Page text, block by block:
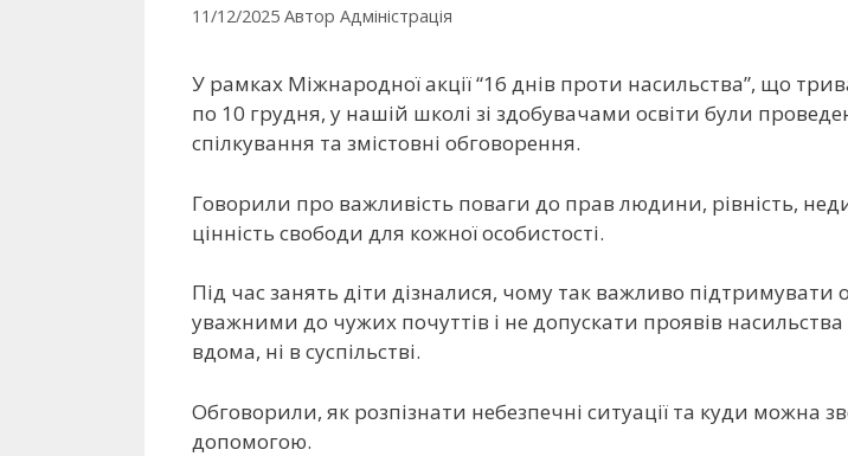
11/12/2025 Автор Адміністрація
У рамках Міжнародної акції “16 днів проти насильства”, що
по 10 грудня, у нашій школі зі здобувачами освіти були
спілкування та змістовні обговорення.
Говорили про важливість поваги до прав людини, рівність,
цінність свободи для кожної особистості.
Під час занять діти дізналися, чому так важливо підтримувати
уважними до чужих почуттів і не допускати проявів насильства
вдома, ні в суспільстві.
Обговорили, як розпізнати небезпечні ситуації та куди можна
допомогою.